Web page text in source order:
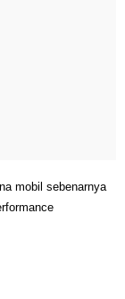
mobil sebenarnya